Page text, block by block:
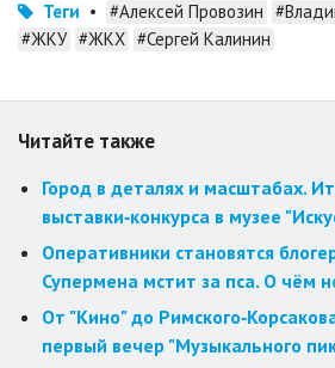
Теги • #Алексей Провозин
#ЖКУ #ЖКХ #Сергей Калинин
Читайте также
Город в деталях и масштабах.
выставки‑конкурса в музее
Оперативники становятся
Супермена мстит за пса. О чём
От "Кино" до
первый вечер "Музыкального